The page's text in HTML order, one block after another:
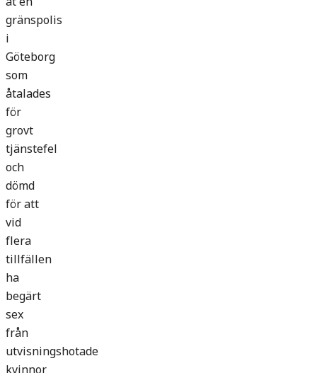
gränspolis
i
Göteborg
som
åtalades
för
grovt
tjänstefel
och
dömd
för att
vid
flera
tillfällen
ha
begärt
sex
från
utvisningshotade